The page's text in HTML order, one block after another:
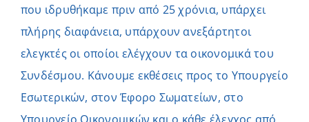
που ιδρυθήκαμε πριν από 25 χρόνια, υπάρχει
πλήρης διαφάνεια, υπάρχουν ανεξάρτητοι
ελεγκτές οι οποίοι ελέγχουν τα οικονομικά του
Συνδέσμου. Κάνουμε εκθέσεις προς το Υπουργείο
Εσωτερικών, στον Έφορο Σωματείων, στο